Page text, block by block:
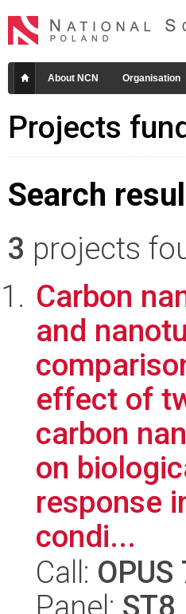
About NCN Organisation
Projects
Search
3 projects
Carbon
and
effect of
carbon
on
response
condi...
Call: OPUS
Panel: ST8